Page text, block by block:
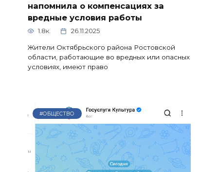
напомнила о компенсациях за
вредные условия работы
1.8к. 26.11.2025
Жители Октябрьского района Ростовской
области, работающие во вредных или опасных
условиях, имеют право
#ОБЩЕСТВО